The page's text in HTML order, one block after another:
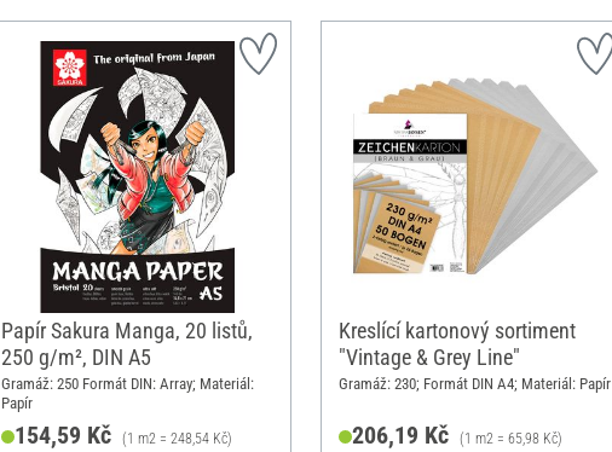
Papír Sakura Manga, 20 listů,
250 g/m², DIN A5
Gramáž: 250 Formát DIN: Array; Materiál:
Papír
154,59 Kč (1 m2 = 248,54 Kč)
Kreslící kartonový sortiment
"Vintage & Grey Line"
Gramáž: 230; Formát DIN A4; Materiál: Papír
206,19 Kč (1 m2 = 65,98 Kč)